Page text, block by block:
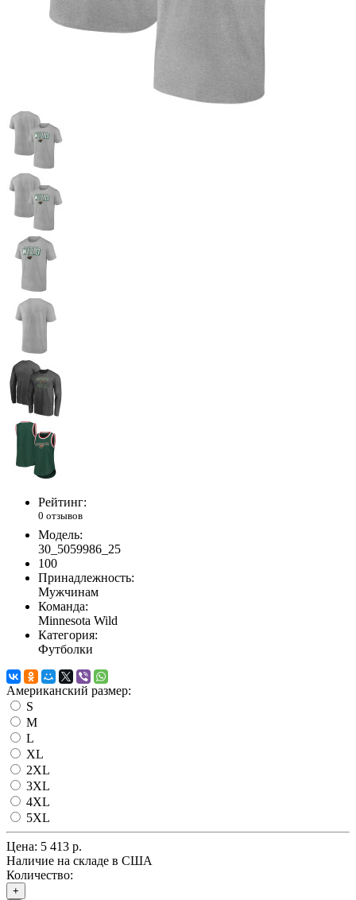
Рейтинг:
0 отзывов
Модель:
30_5059986_25
100
Принадлежность:
Мужчинам
Команда:
Minnesota Wild
Категория:
Футболки
Американский размер:
S
M
L
XL
2XL
3XL
4XL
5XL
Цена: 5 413 р.
Наличие на складе в США
Количество:
+